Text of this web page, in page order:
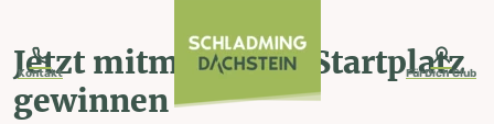
Kontakt FürDich Club
Jetzt mitmachen & Startplatz
gewinnen